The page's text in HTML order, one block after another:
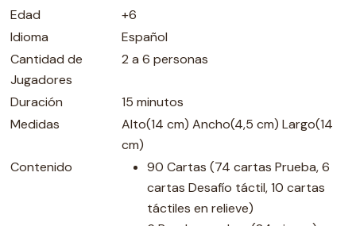
Edad
+6
Idioma
Español
Cantidad de
Jugadores
2 a 6 personas
Duración
15 minutos
Medidas
Alto(14 cm) Ancho(4,5 cm) Largo(14
cm)
Contenido
90 Cartas (74 cartas Prueba, 6
cartas Desafío táctil, 10 cartas
táctiles en relieve)